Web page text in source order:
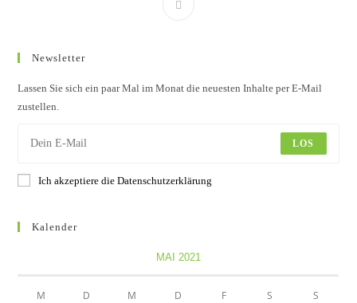
Newsletter
Lassen Sie sich ein paar Mal im Monat die neuesten Inhalte per E-Mail
zustellen.
LOS
Ich akzeptiere die Datenschutzerklärung
Kalender
MAI 2021
M D M D F S S